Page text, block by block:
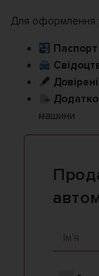
Для оформлення
машини